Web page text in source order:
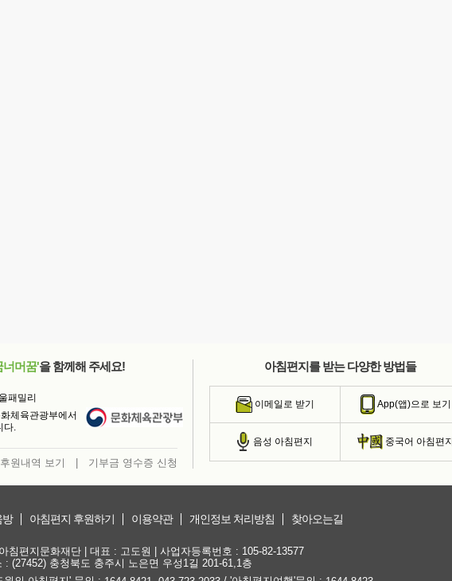
너머꿈'을 함께해 주세요!
패밀리
체육관광부에서
다.
원내역 보기 기부금 영수증 신청
아침편지를 받는 다양한 방법들
이메일로 받기 App(앱)으로 보기
음성 아침편지 중국어 아침편지
방 아침편지 후원하기 이용약관 개인정보 처리방침 찾아오는길
침편지문화재단 | 대표 : 고도원 | 사업자등록번호 : 105-82-13577
: (27452) 충청북도 충주시 노은면 우성1길 201-61,1층